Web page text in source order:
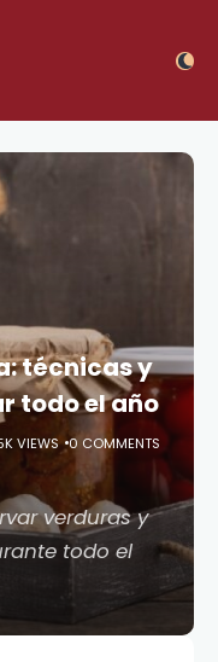
técnicas y
todo el año
VIEWS 0 COMMENTS
verduras y
todo el